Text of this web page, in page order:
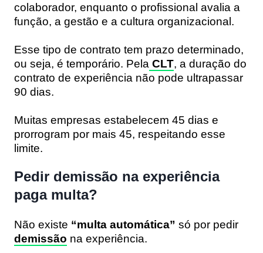
colaborador, enquanto o profissional avalia a
função, a gestão e a cultura organizacional.
Esse tipo de contrato tem prazo determinado,
ou seja, é temporário. Pela CLT, a duração do
contrato de experiência não pode ultrapassar
90 dias.
Muitas empresas estabelecem 45 dias e
prorrogram por mais 45, respeitando esse
limite.
Pedir demissão na experiência
paga multa?
Não existe “multa automática” só por pedir
demissão na experiência.